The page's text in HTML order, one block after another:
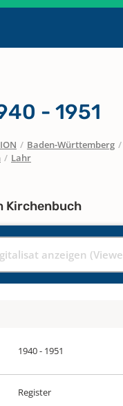
- 1951
/ Baden-Württemberg /
/ Lahr
Kirchenbuch
anzeigen
1940 - 1951
Register